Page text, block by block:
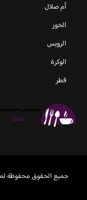
أم صلال
الخور
الرويس
الوكرة
قطر
جميع الحقوق محفوظة